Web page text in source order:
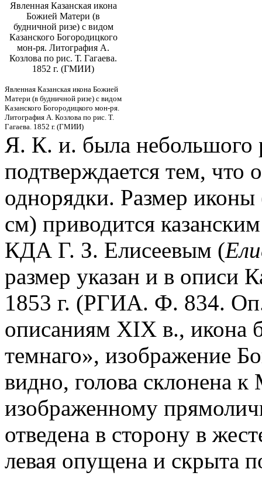
Явленная Казанская икона
Божией Матери (в
будничной ризе) с видом
Казанского Богородицкого
мон-ря. Литография А.
Козлова по рис. Т. Гагаева.
1852 г. (ГМИИ)
Явленная Казанская икона Божией
Матери (в будничной ризе) с видом
Казанского Богородицкого мон-ря.
Литография А. Козлова по рис. Т.
Гагаева. 1852 г. (ГМИИ)
Я. К. и. была небольшого
подтверждается тем, что
однорядки. Размер
см) приводится
КДА Г. З. Елисеевым (
размер указан и в описи
1853 г. (РГИА. Ф. 834.
описаниям XIX в., икона
темнаго», изображение
видно, голова склонена
изображенному
отведена в сторону в
левая опущена и скрыта